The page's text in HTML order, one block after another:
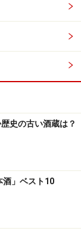
史の古い酒蔵は？
酒」ベスト10